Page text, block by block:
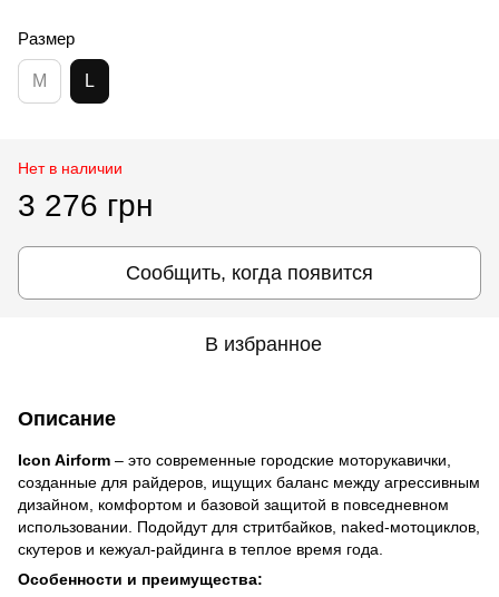
Размер
M L
Нет в наличии
3 276 грн
Сообщить, когда появится
В избранное
Описание
Icon Airform – это современные городские моторукавички,
созданные для райдеров, ищущих баланс между агрессивным
дизайном, комфортом и базовой защитой в повседневном
использовании. Подойдут для стритбайков, naked-мотоциклов,
скутеров и кежуал-райдинга в теплое время года.
Особенности и преимущества: